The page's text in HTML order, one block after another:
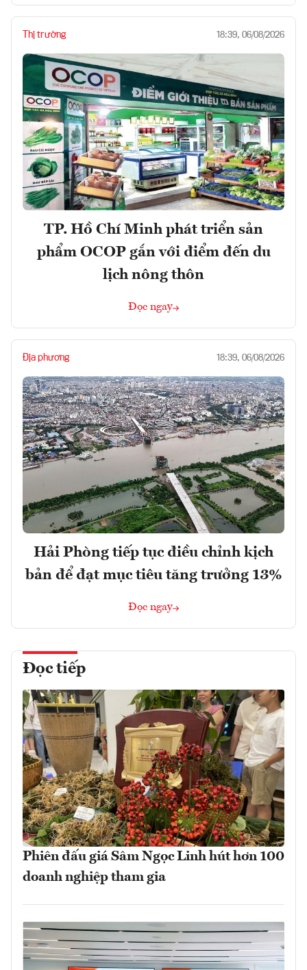
Thị trường 18:39, 06/08/2026
TP. Hồ Chí Minh phát triển sản
phẩm OCOP gắn với điểm đến du
lịch nông thôn
Đọc ngay
Địa phương 18:39, 06/08/2026
Hải Phòng tiếp tục điều chỉnh kịch
bản để đạt mục tiêu tăng trưởng 13%
Đọc ngay
Đọc tiếp
Phiên đấu giá Sâm Ngọc Linh hút hơn 100
doanh nghiệp tham gia